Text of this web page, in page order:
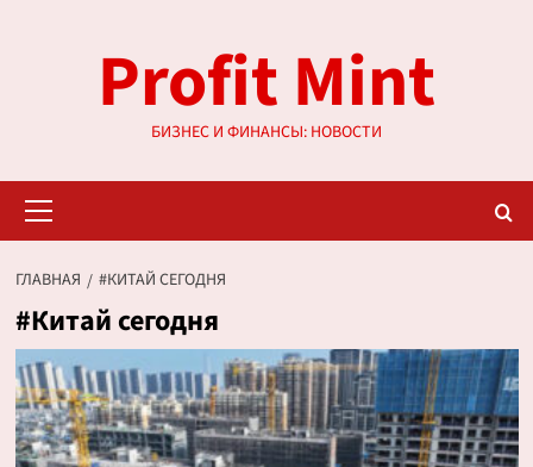
содержимомуProfit Mint
БИЗНЕС И ФИНАНСЫ: НОВОСТИ
меню
ГЛАВНАЯ #КИТАЙ СЕГОДНЯ
#Китай сегодня